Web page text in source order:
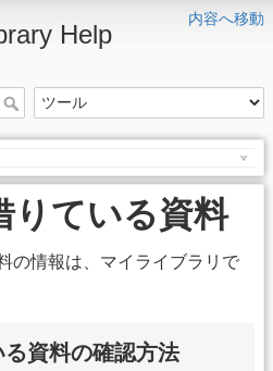
内容へ移動
Help
りている資料
の情報は、マイライブラリで
資料の確認方法